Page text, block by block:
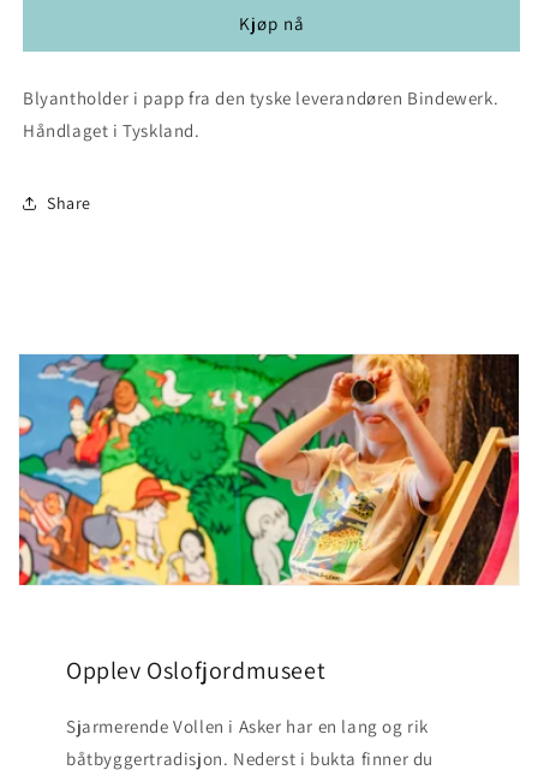
Kjøp nå
Blyantholder i papp fra den tyske leverandøren Bindewerk.
Håndlaget i Tyskland.
Share
Opplev Oslofjordmuseet
Sjarmerende Vollen i Asker har en lang og rik
båtbyggertradisjon. Nederst i bukta finner du